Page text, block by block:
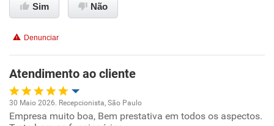
Benefícios
Recomenda esta empresa
Recomenda a diretoria
Sim Não
Denunciar
Atendimento ao cliente
Oportunidade de promoção
30 Maio 2026. Recepcionista, São Paulo
Empresa muito boa, Bem prestativa em todos os aspectos.